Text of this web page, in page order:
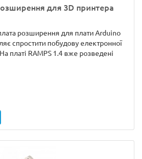
для 3D принтера
розширення для плати Arduino
спростити побудову електронної
платі RAMPS 1.4 вже розведені